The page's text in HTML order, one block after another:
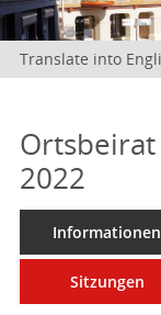
Translate into
2022
Informationen
Sitzungen